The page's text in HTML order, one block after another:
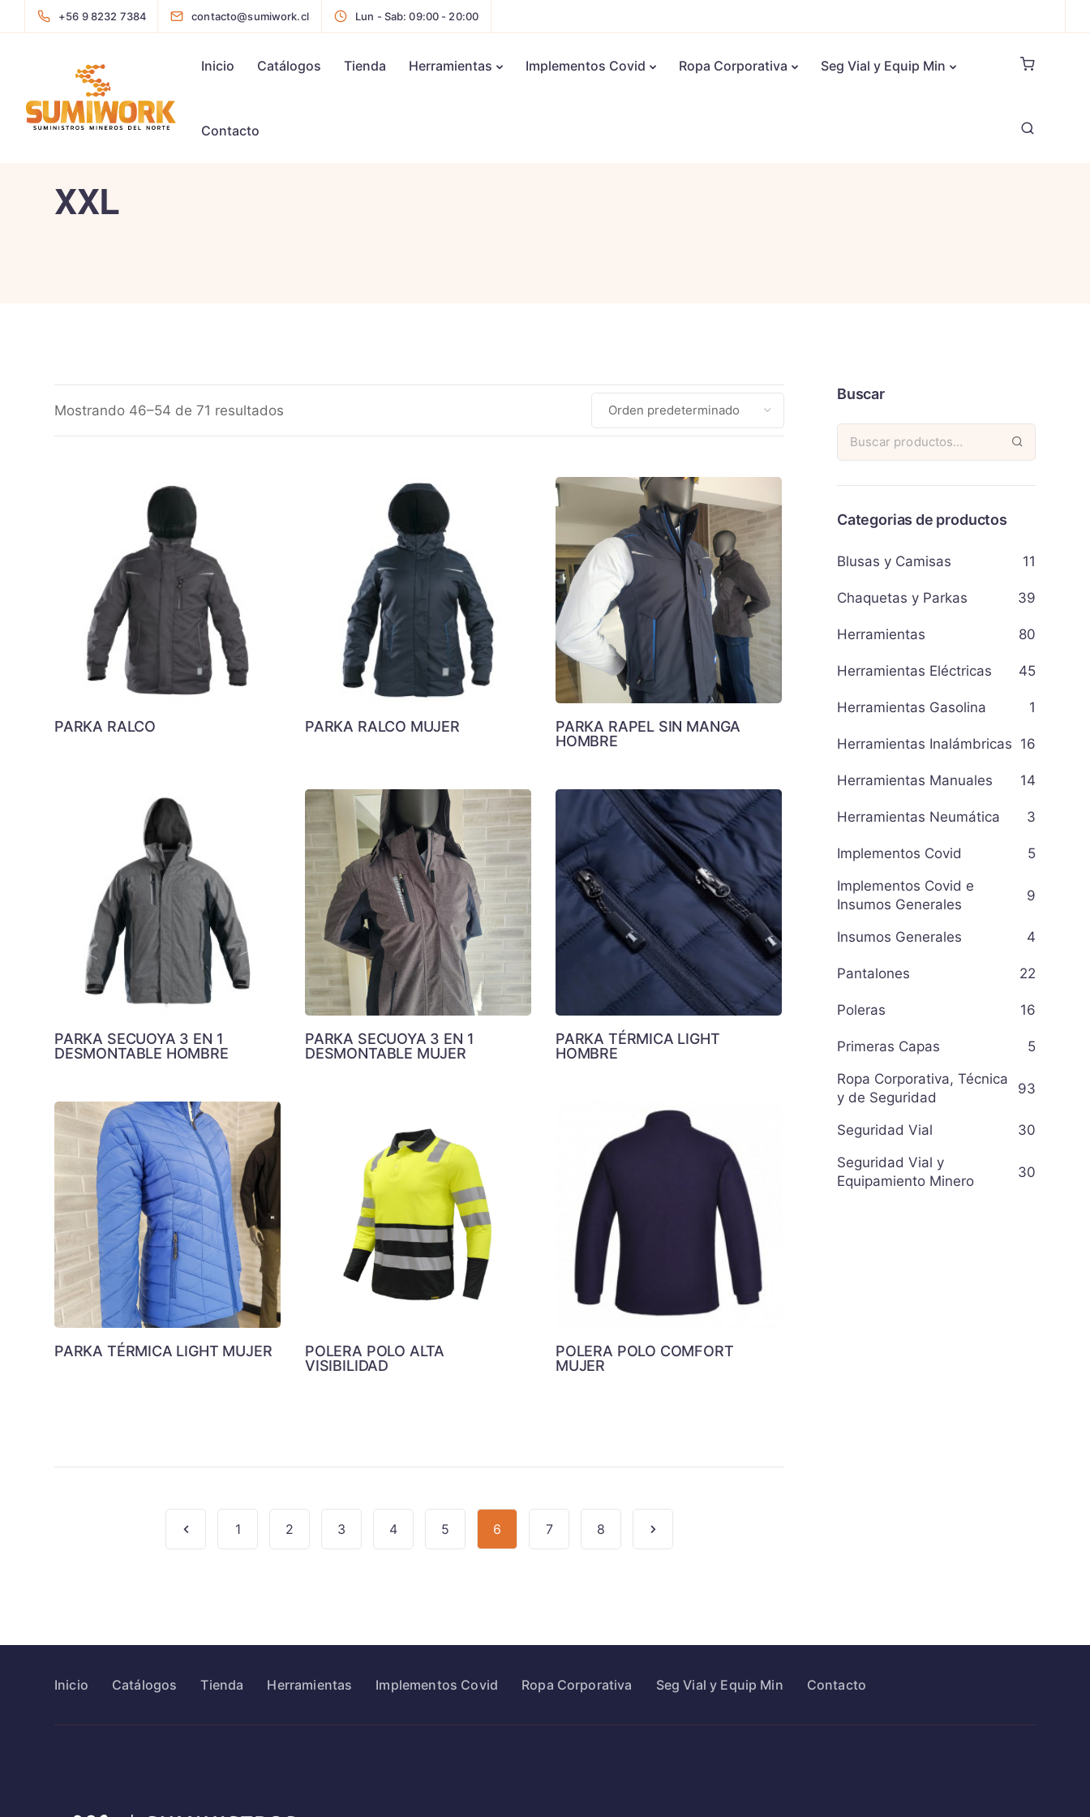
+56 9 8232 7384 contacto@sumiwork.cl Lun - Sab: 09:00 - 20:00
Inicio Catálogos Tienda Herramientas Implementos Covid Ropa Corporativa Seg Vial y Equip Min
Contacto
XXL
Mostrando 46–54 de 71 resultados
PARKA RALCO PARKA RALCO MUJER
PARKA RAPEL SIN MANGA
HOMBRE
PARKA SECUOYA 3 EN 1
DESMONTABLE HOMBRE
PARKA SECUOYA 3 EN 1
DESMONTABLE MUJER
PARKA TÉRMICA LIGHT
HOMBRE
PARKA TÉRMICA LIGHT MUJER
POLERA POLO ALTA
VISIBILIDAD
POLERA POLO COMFORT
MUJER
1 2 3 4 5 6 7 8
Buscar
Categorias de productos
Blusas y Camisas 11
Chaquetas y Parkas 39
Herramientas 80
Herramientas Eléctricas 45
Herramientas Gasolina 1
Herramientas Inalámbricas 16
Herramientas Manuales 14
Herramientas Neumática 3
Implementos Covid
5
Implementos Covid e
Insumos Generales
9
Insumos Generales 4
Pantalones 22
Poleras 16
Primeras Capas
5
Ropa Corporativa, Técnica
y de Seguridad
93
Seguridad Vial
30
Seguridad Vial y
Equipamiento Minero
30
Inicio Catálogos Tienda Herramientas Implementos Covid Ropa Corporativa Seg Vial y Equip Min Contacto